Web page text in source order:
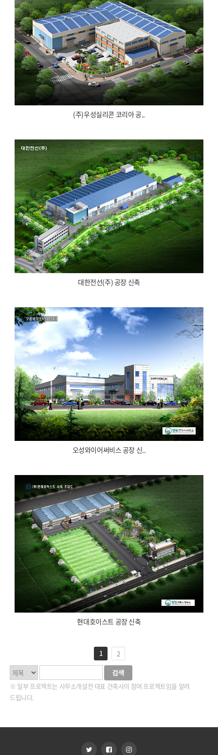
(주)우성실리콘 코리아 공..
대한전선(주) 공장 신축
오성와이어써비스 공장 신..
현대호이스트 공장 신축
1 2
※ 일부 프로젝트는 사무소개설전 대표 건축사의 참여 프로젝트임을 알려
드립니다.